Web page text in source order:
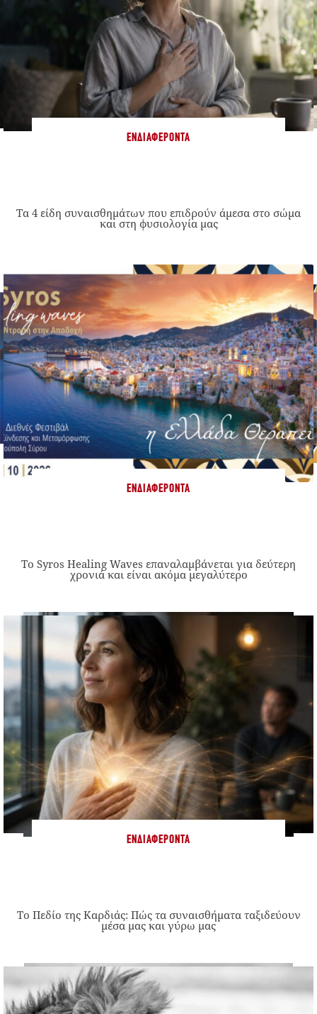
ΕΝΔΙΑΦΈΡΟΝΤΑ
Τα 4 είδη συναισθημάτων που επιδρούν άμεσα στο σώμα
και στη φυσιολογία μας
ΕΝΔΙΑΦΈΡΟΝΤΑ
Το Syros Healing Waves επαναλαμβάνεται για δεύτερη
χρονιά και είναι ακόμα μεγαλύτερο
ΕΝΔΙΑΦΈΡΟΝΤΑ
Το Πεδίο της Καρδιάς: Πώς τα συναισθήματα ταξιδεύουν
μέσα μας και γύρω μας